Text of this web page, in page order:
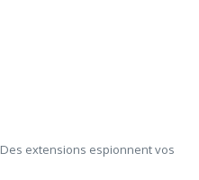
Des extensions espionnent vos